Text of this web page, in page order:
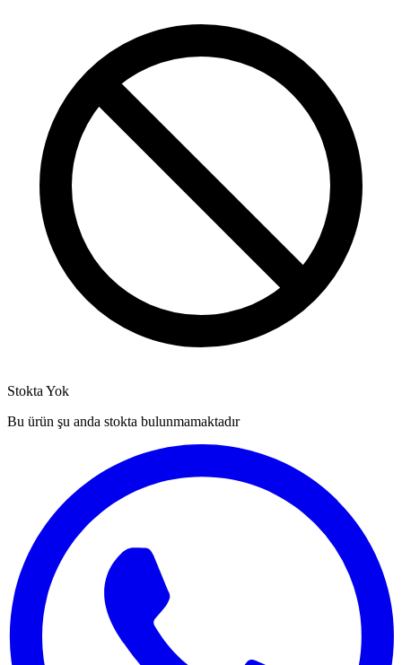
Stokta Yok
Bu ürün şu anda stokta bulunmamaktadır